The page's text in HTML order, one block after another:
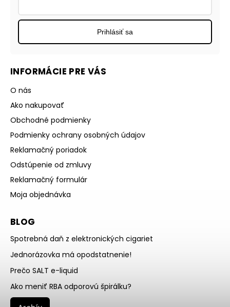
INFORMÁCIE PRE VÁS
O nás
Ako nakupovať
Obchodné podmienky
Podmienky ochrany osobných údajov
Reklamačný poriadok
Odstúpenie od zmluvy
Reklamačný formulár
Moja objednávka
BLOG
Spotrebná daň z elektronických cigariet
Jednorázovka má opodstatnenie!
Prečo SALT e-liquid
Ako meniť RBA odporovú špirálku?
Prihlásiť sa